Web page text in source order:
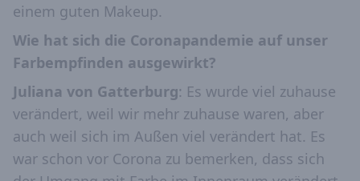
einem guten Makeup.
Wie hat sich die Coronapandemie auf unser
Farbempfinden ausgewirkt?
Juliana von Gatterburg: Es wurde viel zuhause
verändert, weil wir mehr zuhause waren, aber
auch weil sich im Außen viel verändert hat. Es
war schon vor Corona zu bemerken, dass sich